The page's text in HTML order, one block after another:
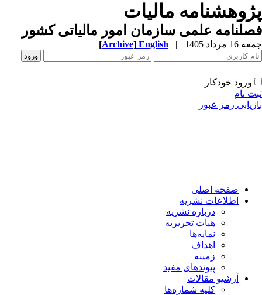
مالیات
علمی سازمان امور مالیاتی کشور
مرداد 1405 |
English
[Archive]
ورود خودکار
نام
رمز عبور
صفحه اصلی
اطلاعات نشریه
درباره نشریه
هیات تحریریه
نمایه‌ها
اهداف
زمینه
پیوندهای مفید
آرشیو مقالات
کلیه شماره‌ها